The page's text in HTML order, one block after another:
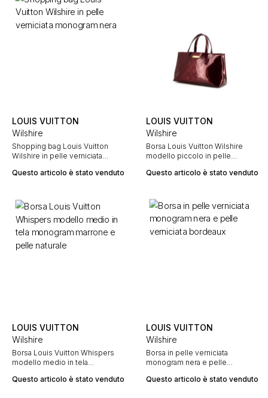
LOUIS VUITTON
Wilshire
Shopping bag Louis Vuitton
Wilshire in pelle verniciata
Questo articolo è stato venduto
LOUIS VUITTON
Wilshire
Borsa Louis Vuitton Wilshire
modello piccolo in pelle
Questo articolo è stato venduto
LOUIS VUITTON
Wilshire
Borsa Louis Vuitton Whispers
modello medio in tela
naturale
Questo articolo è stato venduto
LOUIS VUITTON
Wilshire
Borsa in pelle verniciata
monogram nera e pelle
Questo articolo è stato venduto